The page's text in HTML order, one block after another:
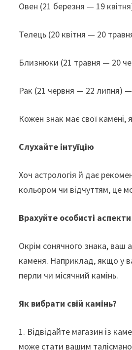
Овен (21 березня — 19
Телець (20 квітня — 20
Близнюки (21 травня — 20
Рак (21 червня — 22 липня) —
Кожен знак має свої камені,
Слухайте інтуїцію
Хоч астрологія й дає
кольором чи відчуттям, це
Врахуйте особисті аспекти
Окрім сонячного знака, ваш
каменя. Наприклад, якщо у
перли чи місячний камінь.
Як вибрати свій камінь?
1. Відвідайте магазин із
може стати вашим